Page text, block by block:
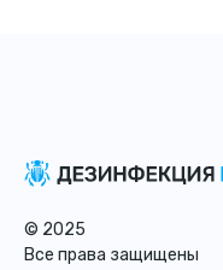
© 2025
Все права защищены